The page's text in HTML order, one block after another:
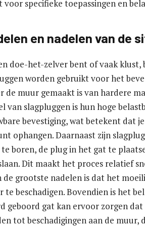
voor specifieke toepassingen en
en nadelen van de
doe-het-zelver bent of vaak klust,
worden gebruikt voor het
de muur gemaakt is van hardere
van slagpluggen is hun hoge
bevestiging, wat betekent dat
ophangen. Daarnaast zijn
boren, de plug in het gat te
Dit maakt het proces relatief
de grootste nadelen is dat het
te beschadigen. Bovendien is het
geboord gat kan ervoor zorgen
tot beschadigingen aan de muur,